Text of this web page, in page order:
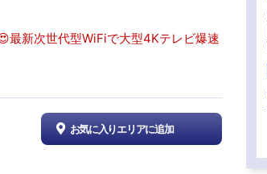
最新次世代型WiFiで大型4Kテレビ爆速
お気に入りエリアに追加